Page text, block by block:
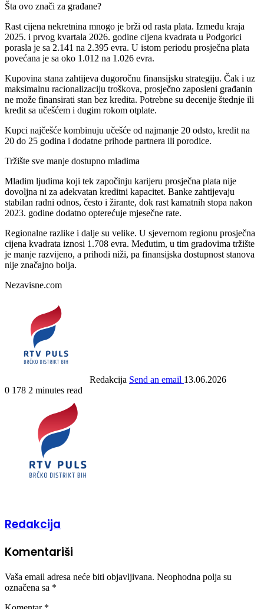
Šta ovo znači za građane?
Rast cijena nekretnina mnogo je brži od rasta plata. Između kraja
2025. i prvog kvartala 2026. godine cijena kvadrata u Podgorici
porasla je sa 2.141 na 2.395 evra. U istom periodu prosječna plata
povećana je sa oko 1.012 na 1.026 evra.
Kupovina stana zahtijeva dugoročnu finansijsku strategiju. Čak i uz
maksimalnu racionalizaciju troškova, prosječno zaposleni građanin
ne može finansirati stan bez kredita. Potrebne su decenije štednje ili
kredit sa učešćem i dugim rokom otplate.
Kupci najčešće kombinuju učešće od najmanje 20 odsto, kredit na
20 do 25 godina i dodatne prihode partnera ili porodice.
Tržište sve manje dostupno mladima
Mladim ljudima koji tek započinju karijeru prosječna plata nije
dovoljna ni za adekvatan kreditni kapacitet. Banke zahtijevaju
stabilan radni odnos, često i žirante, dok rast kamatnih stopa nakon
2023. godine dodatno opterećuje mjesečne rate.
Regionalne razlike i dalje su velike. U sjevernom regionu prosječna
cijena kvadrata iznosi 1.708 evra. Međutim, u tim gradovima tržište
je manje razvijeno, a prihodi niži, pa finansijska dostupnost stanova
nije značajno bolja.
Nezavisne.com
Redakcija Send an email 13.06.2026
0 178 2 minutes read
Redakcija
Komentariši
Vaša email adresa neće biti objavljivana. Neophodna polja su
označena sa *